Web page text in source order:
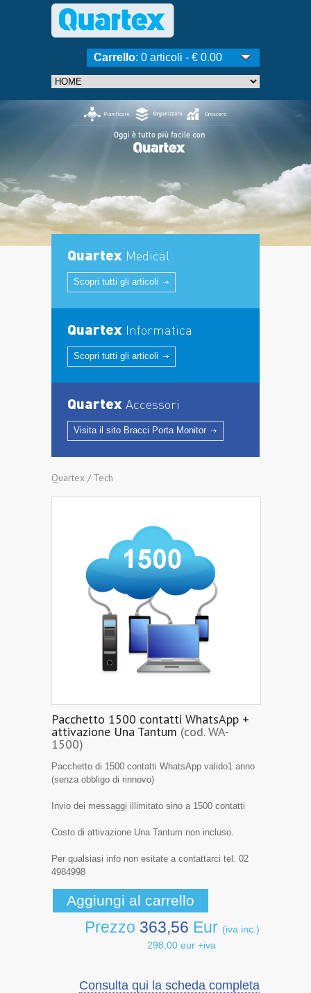
Carrello: 0 articoli - € 0.00
Quartex Medical
Scopri tutti gli articoli
Quartex Informatica
Scopri tutti gli articoli
Quartex Accessori
Visita il sito Bracci Porta Monitor
Quartex / Tech
Pacchetto 1500 contatti WhatsApp +
attivazione Una Tantum (cod. WA-
1500)
Pacchetto di 1500 contatti WhatsApp valido1 anno
(senza obbligo di rinnovo)
Invio dei messaggi illimitato sino a 1500 contatti
Costo di attivazione Una Tantum non incluso.
Per qualsiasi info non esitate a contattarci tel. 02
4984998
Prezzo 363,56 Eur (iva inc.)
298,00 eur +iva
Consulta qui la scheda completa